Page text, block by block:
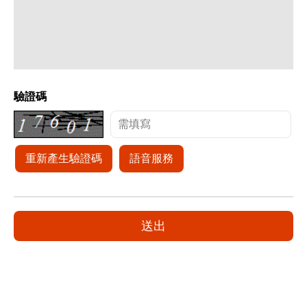
驗證碼
重新產生驗證碼 語音服務